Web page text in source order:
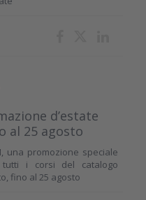
d’estate
al 25 agosto
una promozione speciale
i corsi del catalogo
fino al 25 agosto